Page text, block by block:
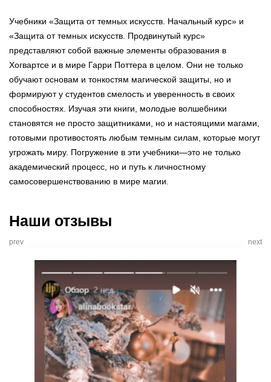
Учебники «Защита от темных искусств. Начальный курс» и
«Защита от темных искусств. Продвинутый курс»
представляют собой важные элементы образования в
Хогвартсе и в мире Гарри Поттера в целом. Они не только
обучают основам и тонкостям магической защиты, но и
формируют у студентов смелость и уверенность в своих
способностях. Изучая эти книги, молодые волшебники
становятся не просто защитниками, но и настоящими магами,
готовыми противостоять любым темным силам, которые могут
угрожать миру. Погружение в эти учебники—это не только
академический процесс, но и путь к личностному
самосовершенствованию в мире магии.
Наши отзывы
prev next